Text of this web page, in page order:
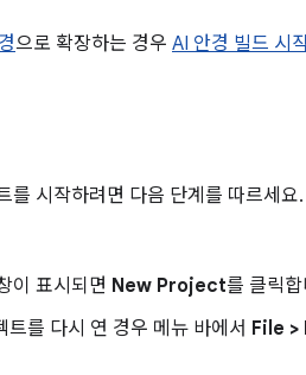
으로 확장하는 경우 AI 안경 빌드 시
시작하려면 다음 단계를 따르세요.
이 표시되면 New Project를 클릭
를 다시 연 경우 메뉴 바에서 File